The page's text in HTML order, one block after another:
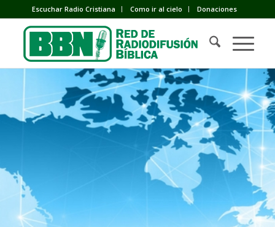
Escuchar Radio Cristiana Como ir al cielo Donaciones